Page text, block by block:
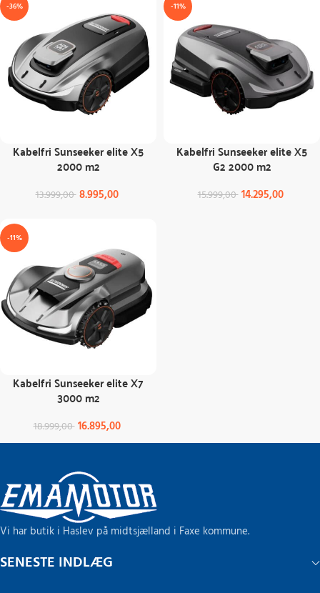
-36%
Kabelfri Sunseeker elite X5
2000 m2
13.999,00 8.995,00
-11%
Kabelfri Sunseeker elite X5
G2 2000 m2
15.999,00 14.295,00
-11%
Kabelfri Sunseeker elite X7
3000 m2
18.999,00 16.895,00
Vi har butik i Haslev på midtsjælland i Faxe kommune.
SENESTE INDLÆG